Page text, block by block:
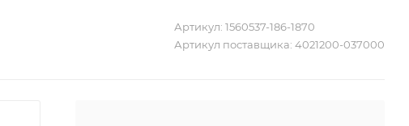
Артикул: 1560537-186-1870
Артикул поставщика: 4021200-037000